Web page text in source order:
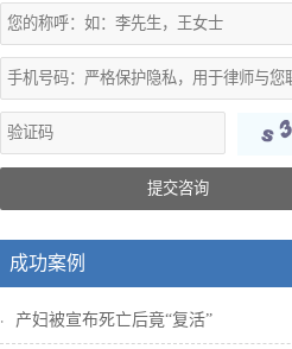
提交咨询
成功案例
产妇被宣布死亡后竟“复活”